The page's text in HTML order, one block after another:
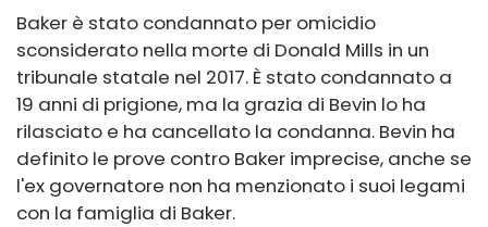
Baker è stato condannato per omicidio
sconsiderato nella morte di Donald Mills in un
tribunale statale nel 2017. È stato condannato a
19 anni di prigione, ma la grazia di Bevin lo ha
rilasciato e ha cancellato la condanna. Bevin ha
definito le prove contro Baker imprecise, anche se
l'ex governatore non ha menzionato i suoi legami
con la famiglia di Baker.